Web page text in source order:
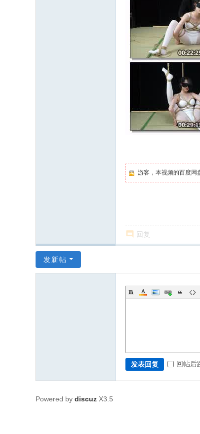
游客，本视频的百度网
回复
发新帖
发表回复 回帖后
Powered by discuz X3.5